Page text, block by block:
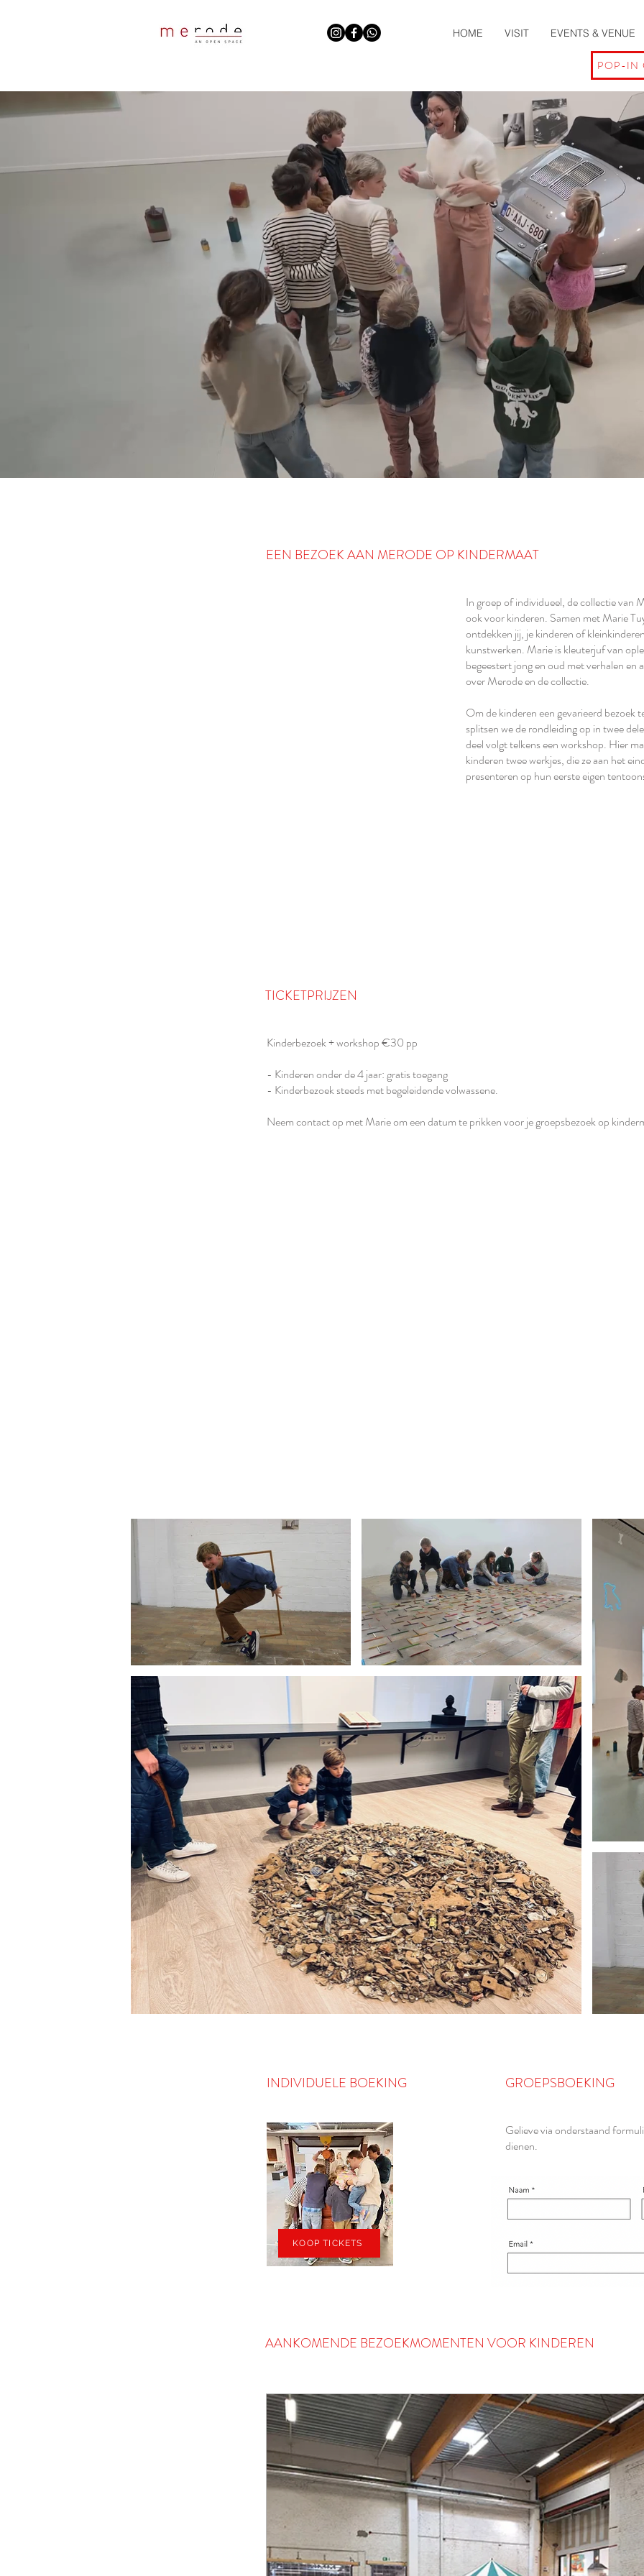
HOME VISIT EVENTS & VENUE
POP-IN
EEN BEZOEK AAN MERODE OP KINDERMAAT
In groep of individueel, de collectie van
ook voor kinderen. Samen met Marie
ontdekken jij, je kinderen of
kunstwerken. Marie is kleuterjuf van
begeestert jong en oud met verhalen en
over Merode en de collectie.
Om de kinderen een gevarieerd bezoek
splitsen we de rondleiding op in twee
deel volgt telkens een workshop. Hier
kinderen twee werkjes, die ze aan het
presenteren op hun eerste eigen
TICKETPRIJZEN
Kinderbezoek + workshop €30 pp
- Kinderen onder de 4 jaar: gratis toegang
- Kinderbezoek steeds met begeleidende volwassene.
Neem contact op met Marie om een datum te prikken voor je groepsbezoek op
GROEPSBOEKING
INDIVIDUELE BOEKING
KOOP TICKETS
Gelieve via onderstaand
dienen.
AANKOMENDE BEZOEKMOMENTEN VOOR KINDEREN